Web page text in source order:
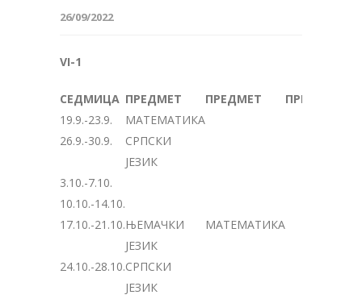
26/09/2022
VI-1
СЕДМИЦА ПРЕДМЕТ ПРЕДМЕТ
ПРЕДМЕТ
19.9.-23.9.
МАТЕМАТИКА
26.9.-30.9.
СРПСКИ
ЈЕЗИК
3.10.-7.10.
10.10.-14.10.
17.10.-21.10.ЊЕМАЧКИ
ЈЕЗИК
МАТЕМАТИКА
24.10.-28.10.СРПСКИ
ЈЕЗИК